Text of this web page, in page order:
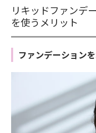
リキッドファンデ
を使うメリット
ファンデーション